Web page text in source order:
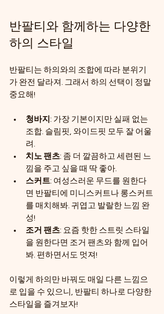
반팔티와 함께하는 다양한
하의 스타일
반팔티는 하의와의 조합에 따라 분위기
가 완전 달라져. 그래서 하의 선택이 정말
중요해!
청바지 : 가장 기본이지만 실패 없는
조합. 슬림핏, 와이드핏 모두 잘 어울
려.
치노 팬츠: 좀 더 깔끔하고 세련된 느
낌을 주고 싶을 때 딱 좋아.
스커트: 여성스러운 무드를 원한다
면 반팔티에 미니스커트나 롱스커트
를 매치해봐. 귀엽고 발랄한 느낌 완
성!
조거 팬츠: 요즘 핫한 스트릿 스타일
을 원한다면 조거 팬츠와 함께 입어
봐. 편하면서도 멋져!
이렇게 하의만 바꿔도 매일 다른 느낌으
로 입을 수 있으니, 반팔티 하나로 다양한
스타일을 즐겨보자!